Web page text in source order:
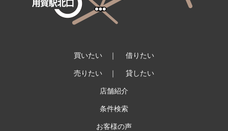
買いたい ｜ 借りたい
売りたい ｜ 貸したい
店舗紹介
条件検索
お客様の声